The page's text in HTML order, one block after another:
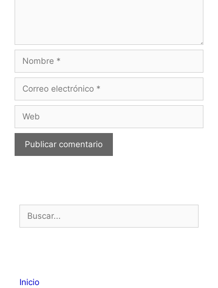
Nombre
Correo
Web
Buscar:
Inicio